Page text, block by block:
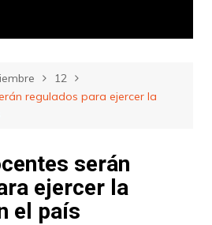
12
regulados para ejercer la
serán
ejercer la
el país